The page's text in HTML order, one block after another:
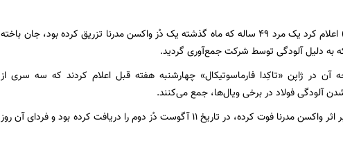
وزارت بهداشت ژاپن شامگاه دوشنبه (به وقت ایران) اعلام کرد یک مرد ۴۹ ساله که ماه گذشته یک دُز واکسن مدرنا تزریق کرده بود، جان باخته
دلیل آلودگی توسط شرکت جمع‌آوری گردید.
آن در ژاپن «تاکِدا فارماسوتیکال» چهارشنبه هفته قبل اعلام کردند که سه سری از
آلودگی فولاد در برخی ویال‌ها، جمع می‌کنند.
وزارت بهداشت ژاپن توضیح داد مرد ۴۹ ساله‌ای که بر اثر واکسن مدرنا فوت کرده، در تاریخ ۱۱ آگوست دُز دوم را دریافت کرده بود و فردای آن روز